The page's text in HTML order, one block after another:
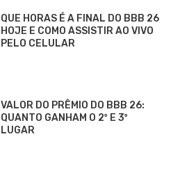
QUE HORAS É A FINAL DO BBB 26
HOJE E COMO ASSISTIR AO VIVO
PELO CELULAR
VALOR DO PRÊMIO DO BBB 26:
QUANTO GANHAM O 2º E 3º
LUGAR